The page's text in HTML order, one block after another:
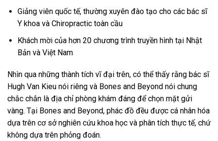
Giảng viên quốc tế, thường xuyên đào tạo cho các bác sĩ
Y khoa và Chiropractic toàn cầu
Khách mời của hơn 20 chương trình truyền hình tại Nhật
Bản và Việt Nam
Nhìn qua những thành tích vĩ đại trên, có thể thấy rằng bác sĩ
Hugh Van Kieu nói riêng và Bones and Beyond nói chung
chắc chắn là địa chỉ phòng khám đáng để chọn mặt gửi
vàng. Tại Bones and Beyond, phác đồ đều được cá nhân hóa
dựa trên cơ sở nghiên cứu khoa học và phân tích thực tế, chứ
không dựa trên phỏng đoán.